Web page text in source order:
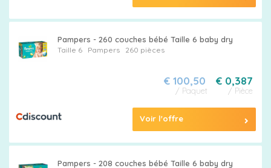
Pampers - 260 couches bébé Taille 6 baby dry
Taille 6 Pampers260 pièces
€ 0,387
/ Pièce
€ 100,50
/ Paquet
Voir l'offre
Pampers - 208 couches bébé Taille 6 baby dry